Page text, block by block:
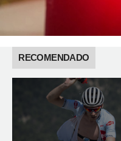
RECOMENDADO